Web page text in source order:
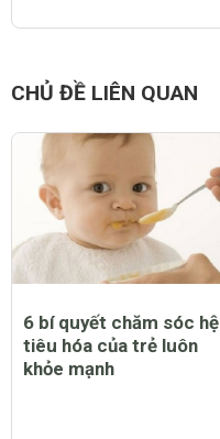
CHỦ ĐỀ LIÊN QUAN
6 bí quyết chăm sóc hệ
tiêu hóa của trẻ luôn
khỏe mạnh